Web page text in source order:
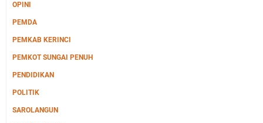
OPINI
PEMDA
PEMKAB KERINCI
PEMKOT SUNGAI PENUH
PENDIDIKAN
POLITIK
SAROLANGUN